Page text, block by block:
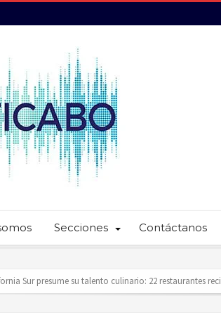
Secciones Contáctanos
públicos realizan recorridos para la prevención del